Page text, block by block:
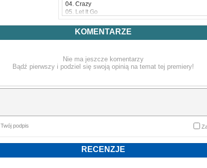
04. Crazy
05. Let It Go
06. Wonders of the World
07. One Good Reason
08. Bloody Bruised and Beautiful
11. There Was A Man
12. Crazy [Alternative Mix version] [Japanese bonus]
KOMENTARZE
Nie ma jeszcze komentarzy
Bądź pierwszy i podziel się swoją opinią na temat tej premiery!
Twój podpis
RECENZJE